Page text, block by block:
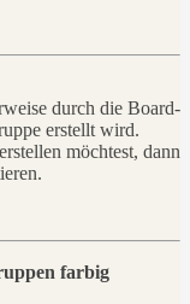
durch die Board-
erstellt wird.
möchtest, dann
farbig